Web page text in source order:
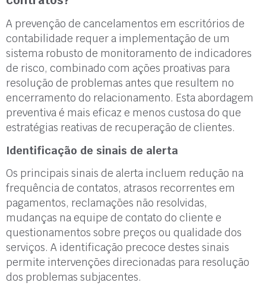
A prevenção de cancelamentos em escritórios de
contabilidade requer a implementação de um
sistema robusto de monitoramento de indicadores
de risco, combinado com ações proativas para
resolução de problemas antes que resultem no
encerramento do relacionamento. Esta abordagem
preventiva é mais eficaz e menos custosa do que
estratégias reativas de recuperação de clientes.
Identificação de sinais de alerta
Os principais sinais de alerta incluem redução na
frequência de contatos, atrasos recorrentes em
pagamentos, reclamações não resolvidas,
mudanças na equipe de contato do cliente e
questionamentos sobre preços ou qualidade dos
serviços. A identificação precoce destes sinais
permite intervenções direcionadas para resolução
dos problemas subjacentes.